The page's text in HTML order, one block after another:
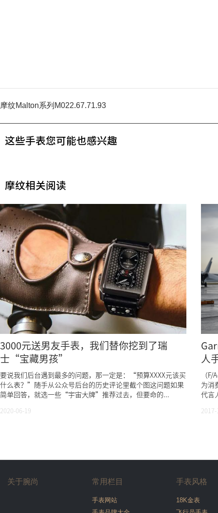
摩纹Malton系列M022.67.71.93
这些手表您可能也感兴趣
摩纹相关阅读
3000元送男友手表，我们替你挖到了瑞
士“宝藏男孩”
要说我们后台遇到最多的问题，那一定是：“预算XXXX元该买
什么表？”随手从公众号后台的历史评论里截个图这问题如果
简单回答，就选一些“宇宙大牌”推荐过去，但要命的...
2020-06-19
人
（F/
为消
代言
关于腕尚 常用栏目
手表网站
手表风格
18K金表